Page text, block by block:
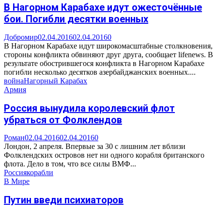
В Нагорном Карабахе идут ожесточённые
бои. Погибли десятки военных
Добромир02.04.201602.04.20160
В Нагорном Карабахе идут широкомасштабные столкновения,
стороны конфликта обвиняют друг друга, сообщает lifenews. В
результате обострившегося конфликта в Нагорном Карабахе
погибли несколько десятков азербайджанских военных....
войнаНагорный Карабах
Армия
Россия вынудила королевский флот
убраться от Фолклендов
Роман02.04.201602.04.20160
Лондон, 2 апреля. Впервые за 30 с лишним лет вблизи
Фолклендских островов нет ни одного корабля британского
флота. Дело в том, что все силы ВМФ...
Россиякорабли
В Мире
Путин введи психиаторов